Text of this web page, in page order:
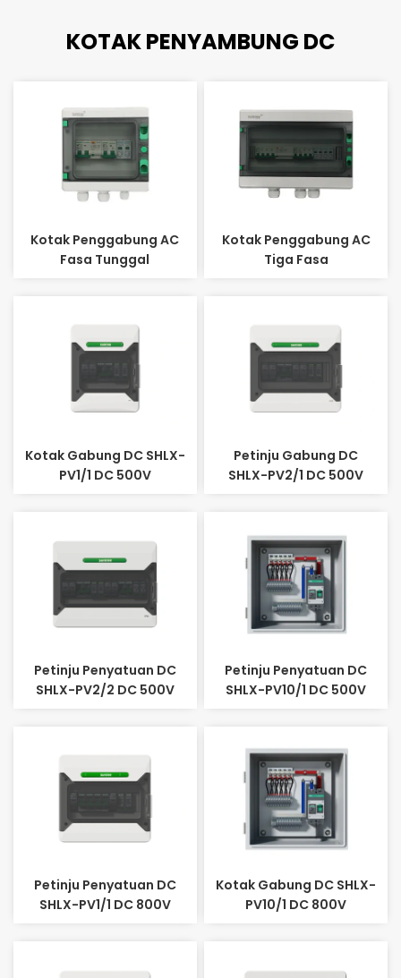
KOTAK PENYAMBUNG DC
Kotak Penggabung AC
Fasa Tunggal
Kotak Penggabung AC
Tiga Fasa
Kotak Gabung DC SHLX-
PV1/1 DC 500V
Petinju Gabung DC
SHLX-PV2/1 DC 500V
Petinju Penyatuan DC
SHLX-PV2/2 DC 500V
Petinju Penyatuan DC
SHLX-PV10/1 DC 500V
Petinju Penyatuan DC
SHLX-PV1/1 DC 800V
Kotak Gabung DC SHLX-
PV10/1 DC 800V